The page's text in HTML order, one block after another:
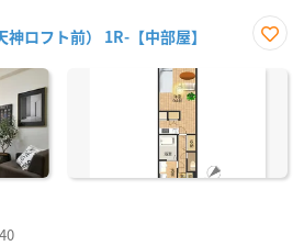
ロフト前） 1R-【中部屋】
に入